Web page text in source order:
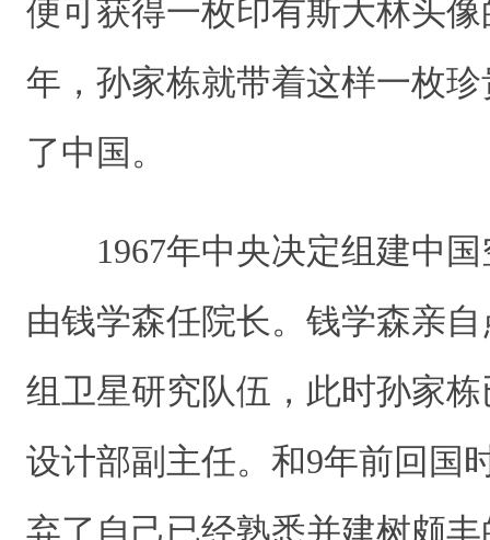
便可获得一枚印有斯大林头像
年，孙家栋就带着这样一枚
了中国。
1967年中央决定组建中国
由钱学森任院长。钱学森亲
组卫星研究队伍，此时孙家
设计部副主任。和9年前回国
弃了自己已经熟悉并建树颇